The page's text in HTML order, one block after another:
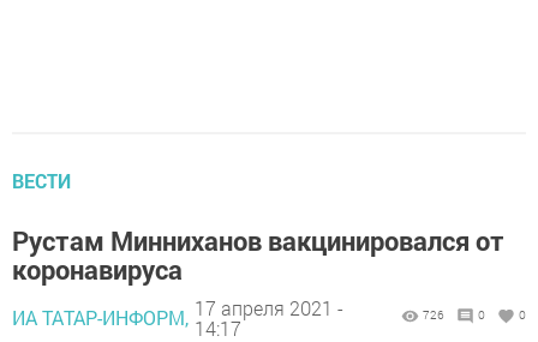
ВЕСТИ
Рустам Минниханов вакцинировался от
коронавируса
ИА ТАТАР-ИНФОРМ, 17 апреля 2021 -
14:17
726 0 0